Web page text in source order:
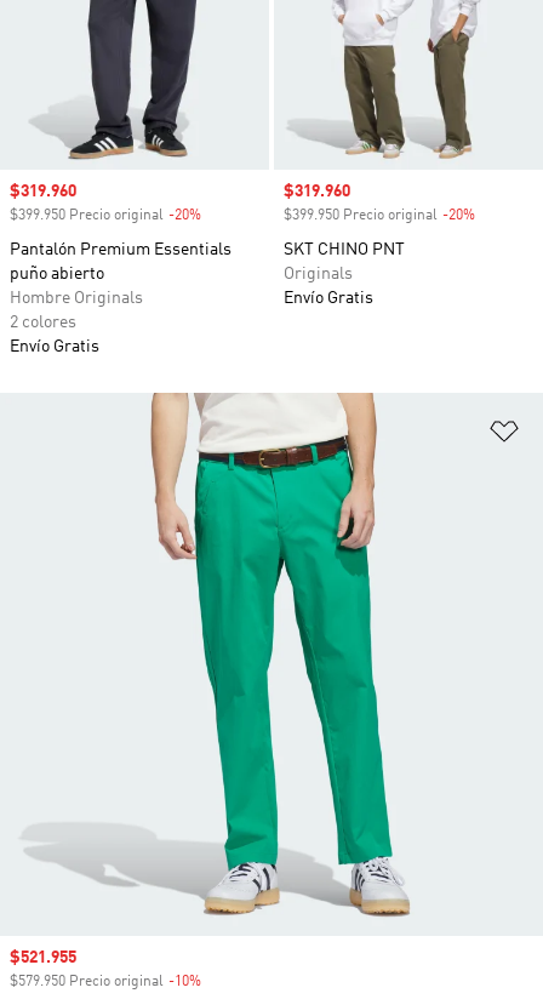
Precio de venta
$319.960
$399.950 Precio original -20%
Pantalón Premium Essentials
puño abierto
Hombre Originals
2 colores
Envío Gratis
Precio de venta
$319.960
$399.950 Precio original -20%
SKT CHINO PNT
Originals
Envío Gratis
Precio de venta
$521.955
$579.950 Precio original -10%